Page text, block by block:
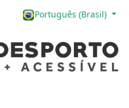
Português (Brasil)